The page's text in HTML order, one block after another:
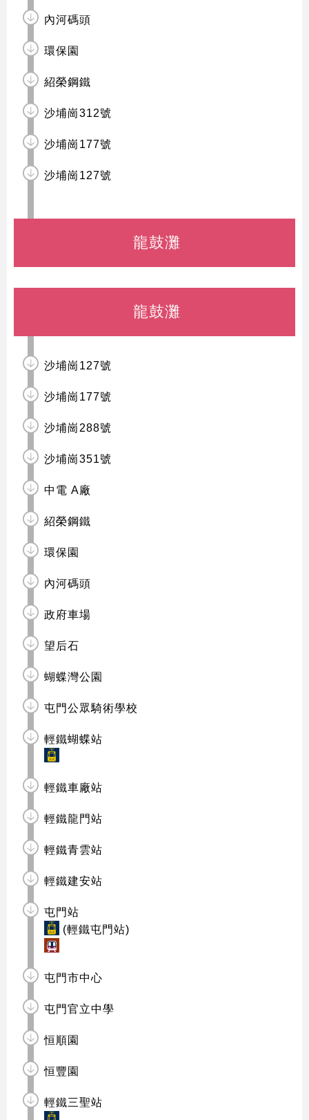
內河碼頭
環保園
紹榮鋼鐵
沙埔崗312號
沙埔崗177號
沙埔崗127號
龍鼓灘
龍鼓灘
沙埔崗127號
沙埔崗177號
沙埔崗288號
沙埔崗351號
中電 A廠
紹榮鋼鐵
環保園
內河碼頭
政府車場
望后石
蝴蝶灣公園
屯門公眾騎術學校
輕鐵蝴蝶站
輕鐵車廠站
輕鐵龍門站
輕鐵青雲站
輕鐵建安站
屯門站
(輕鐵屯門站)
屯門市中心
屯門官立中學
恒順園
恒豐園
輕鐵三聖站